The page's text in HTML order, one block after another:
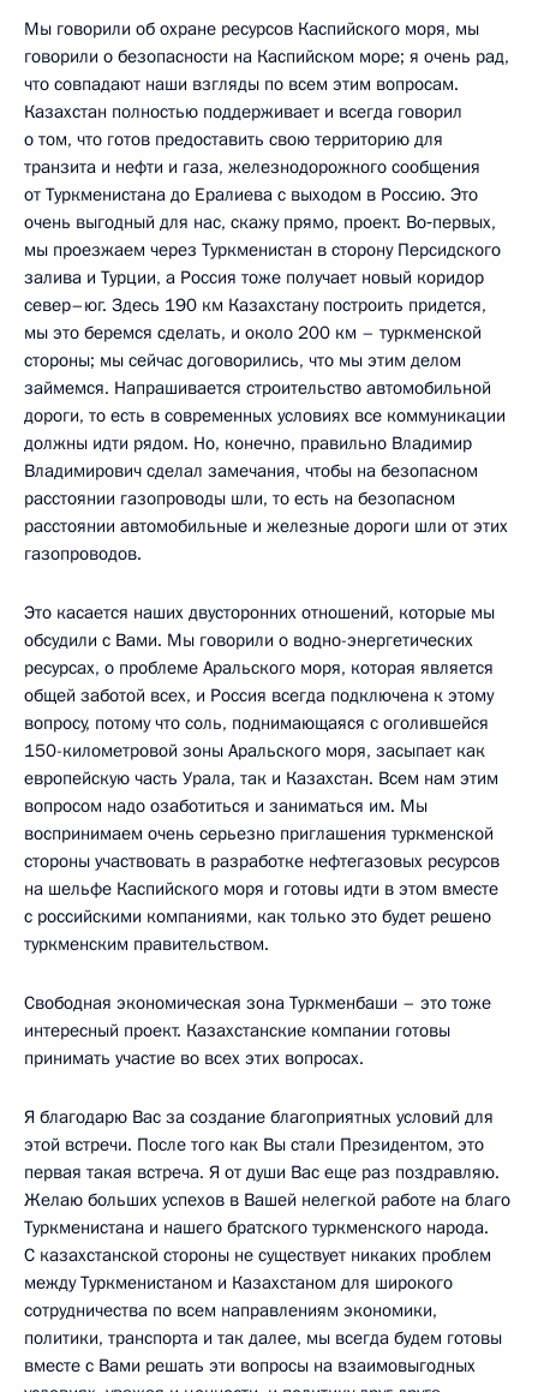
Мы говорили об охране ресурсов Каспийского моря, мы
говорили о безопасности на Каспийском море; я очень рад,
что совпадают наши взгляды по всем этим вопросам.
Казахстан полностью поддерживает и всегда говорил
о том, что готов предоставить свою территорию для
транзита и нефти и газа, железнодорожного сообщения
от Туркменистана до Ералиева с выходом в Россию. Это
очень выгодный для нас, скажу прямо, проект. Во‑первых,
мы проезжаем через Туркменистан в сторону Персидского
залива и Турции, а Россия тоже получает новый коридор
север–юг. Здесь 190 км Казахстану построить придется,
мы это беремся сделать, и около 200 км – туркменской
стороны; мы сейчас договорились, что мы этим делом
займемся. Напрашивается строительство автомобильной
дороги, то есть в современных условиях все коммуникации
должны идти рядом. Но, конечно, правильно Владимир
Владимирович сделал замечания, чтобы на безопасном
расстоянии газопроводы шли, то есть на безопасном
расстоянии автомобильные и железные дороги шли от этих
газопроводов.
Это касается наших двусторонних отношений, которые мы
обсудили с Вами. Мы говорили о водно-энергетических
ресурсах, о проблеме Аральского моря, которая является
общей заботой всех, и Россия всегда подключена к этому
вопросу, потому что соль, поднимающаяся с оголившейся
150-километровой зоны Аральского моря, засыпает как
европейскую часть Урала, так и Казахстан. Всем нам этим
вопросом надо озаботиться и заниматься им. Мы
воспринимаем очень серьезно приглашения туркменской
стороны участвовать в разработке нефтегазовых ресурсов
на шельфе Каспийского моря и готовы идти в этом вместе
с российскими компаниями, как только это будет решено
туркменским правительством.
Свободная экономическая зона Туркменбаши – это тоже
интересный проект. Казахстанские компании готовы
принимать участие во всех этих вопросах.
Я благодарю Вас за создание благоприятных условий для
этой встречи. После того как Вы стали Президентом, это
первая такая встреча. Я от души Вас еще раз поздравляю.
Желаю больших успехов в Вашей нелегкой работе на благо
Туркменистана и нашего братского туркменского народа.
С казахстанской стороны не существует никаких проблем
между Туркменистаном и Казахстаном для широкого
сотрудничества по всем направлениям экономики,
политики, транспорта и так далее, мы всегда будем готовы
вместе с Вами решать эти вопросы на взаимовыгодных